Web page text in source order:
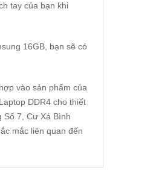
tay của bạn khi
16GB, bạn sẽ có
vào sản phẩm của
DDR4 cho thiết
Số 7, Cư Xá Bình
mắc liên quan đến